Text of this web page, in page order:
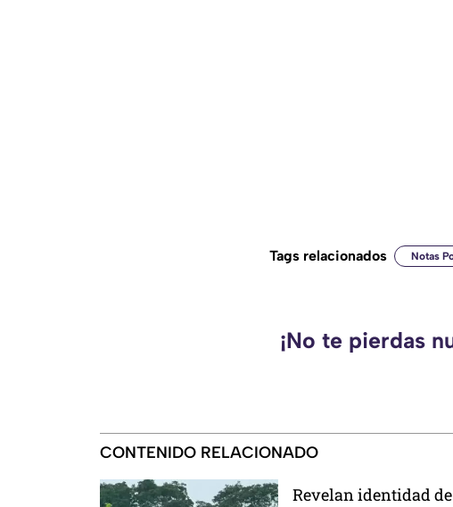
Tags relacionados Notas
¡No te pierdas
CONTENIDO RELACIONADO
Revelan identidad